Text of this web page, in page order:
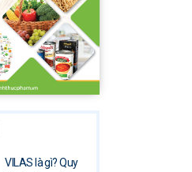
VILAS là gì? Quy